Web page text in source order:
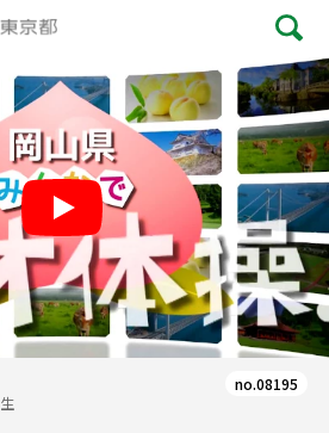
no.08195